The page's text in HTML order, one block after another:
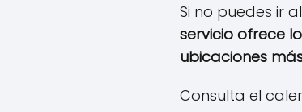
Si no puedes ir
servicio ofrece
ubicaciones
Consulta el